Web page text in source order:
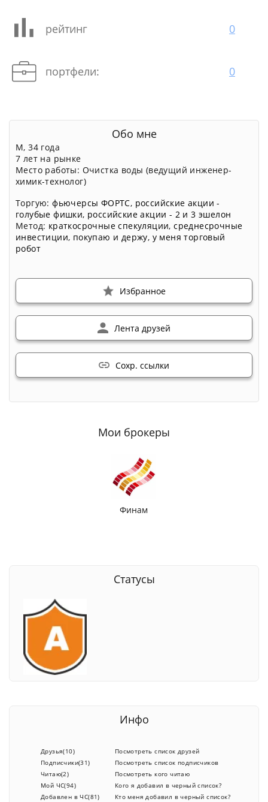
рейтинг 0
портфели: 0
Обо мне
М, 34 года
7 лет на рынке
Место работы: Очистка воды (ведущий инженер-
химик-технолог)
Торгую:фьючерсы ФОРТС, российские акции -
голубые фишки, российские акции - 2 и 3 эшелон
Метод: краткосрочные спекуляции,среднесрочные
инвестиции, покупаю и держу, у меня торговый
робот
Избранное
Лента друзей
Сохр. ссылки
Мои брокеры
Финам
Статусы
Инфо
Друзья(10)
Подписчики(31)
Читаю(2)
Мой ЧС(94)
Добавлен в ЧС(81)
Посмотреть список друзей
Посмотреть список подписчиков
Посмотреть кого читаю
Кого я добавил в черный список?
Кто меня добавил в черный список?